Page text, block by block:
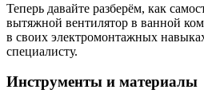
Теперь давайте разберём, как
вытяжной вентилятор в ванной
в своих электромонтажных
специалисту.
Инструменты и материалы